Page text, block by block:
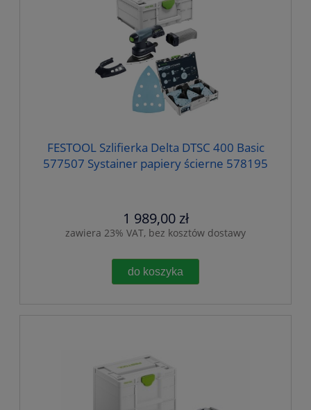
FESTOOL Szlifierka Delta DTSC 400 Basic
577507 Systainer papiery ścierne 578195
1 989,00 zł
zawiera 23% VAT, bez kosztów dostawy
do koszyka